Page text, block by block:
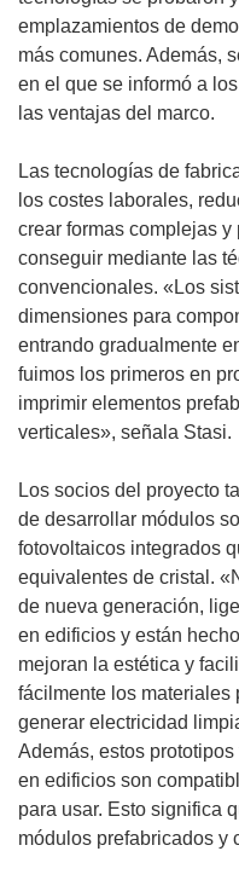
emplazamientos de
más comunes. Además,
en el que se informó a
las ventajas del marco.
Las tecnologías de
los costes laborales,
crear formas complejas
conseguir mediante las
convencionales. «Los
dimensiones para
entrando gradualmente
fuimos los primeros en
imprimir elementos
verticales», señala Stasi.
Los socios del proyecto
de desarrollar módulos
fotovoltaicos integrados
equivalentes de cristal.
de nueva generación,
en edificios y están
mejoran la estética y
fácilmente los materiales
generar electricidad
Además, estos
en edificios son
para usar. Esto significa
módulos prefabricados y